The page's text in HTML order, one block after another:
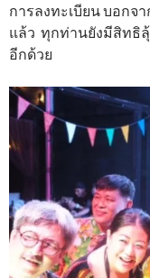
การลงทะเบียน บอกจ
แล้ว ทุกท่านยังมีสิทธิ
อีกด้วย